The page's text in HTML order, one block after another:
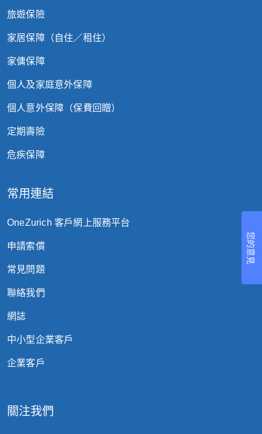
旅遊保險
家居保障（自住／租住）
家傭保障
個人及家庭意外保障
個人意外保障（保費回贈）
定期壽險
危疾保障
常用連結
OneZurich 客戶網上服務平台
申請索償
常見問題
聯絡我們
網誌
中小型企業客戶
企業客戶
關注我們
您的意見